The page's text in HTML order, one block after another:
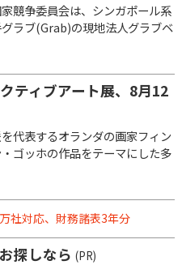
競争委員会は、シンガポール系
ラブ(Grab)の現地法人グラブベ
ティブアート展、8月12
代表するオランダの画家フィン
ゴッホの作品をテーマにした多
社対応、財務諸表3年分
探しなら (PR)